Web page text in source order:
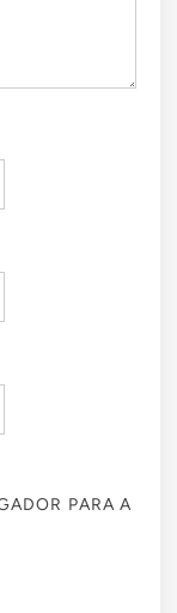
PARA A